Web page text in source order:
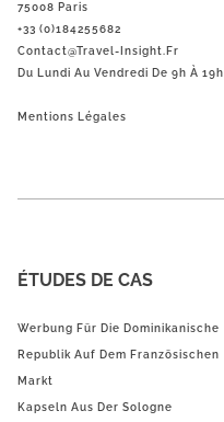
75008 Paris
+33 (0)184255682
Contact@Travel-Insight.fr
Du Lundi Au Vendredi De 9h À 19h
Mentions Légales
ÉTUDES DE CAS
Werbung Für Die Dominikanische
Republik Auf Dem Französischen
Markt
Kapseln Aus Der Sologne